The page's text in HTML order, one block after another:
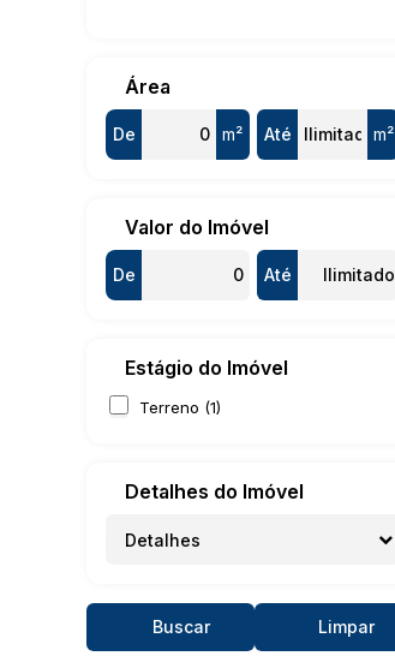
Área
De m² Até m²
Valor do Imóvel
De Até
Estágio do Imóvel
Terreno (1)
Detalhes do Imóvel
Detalhes
Buscar Limpar